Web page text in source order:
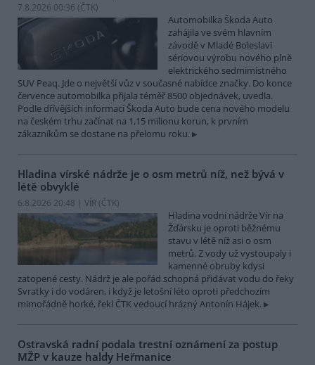
7.8.2026 00:36 (ČTK)
Automobilka Škoda Auto
zahájila ve svém hlavním
závodě v Mladé Boleslavi
sériovou výrobu nového plně
elektrického sedmimístného
SUV Peaq. Jde o největší vůz v současné nabídce značky. Do konce
července automobilka přijala téměř 8500 objednávek, uvedla.
Podle dřívějších informací Škoda Auto bude cena nového modelu
na českém trhu začínat na 1,15 milionu korun, k prvním
zákazníkům se dostane na přelomu roku.
Hladina vírské nádrže je o osm metrů níž, než bývá v
létě obvyklé
6.8.2026 20:48 | VÍR (ČTK)
Hladina vodní nádrže Vír na
Žďársku je oproti běžnému
stavu v létě níž asi o osm
metrů. Z vody už vystoupaly i
kamenné obruby kdysi
zatopené cesty. Nádrž je ale pořád schopná přidávat vodu do řeky
Svratky i do vodáren, i když je letošní léto oproti předchozím
mimořádně horké, řekl ČTK vedoucí hrázný Antonín Hájek.
Ostravská radní podala trestní oznámení za postup
MŽP v kauze haldy Heřmanice